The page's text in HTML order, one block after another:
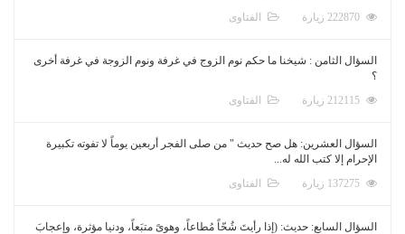
الفتاوى
السؤال الثامن : شيخنا ما حكم نوم الزوج في غرفة ونوم الزوجة في غرفة أخرى
؟
الفتاوى
السؤال العشرين: هل صح حديث " من صلى الفجر أربعين يوماً لا تفوته تكبيرة
الإحرام إلا كتب الله له...
الفتاوى
السؤال السابع: حديث: (إذا رأيتَ شُحّاً مُطاعاً، وهوىً متبَعاً، ودنيا مؤثرة، وإعجابَ